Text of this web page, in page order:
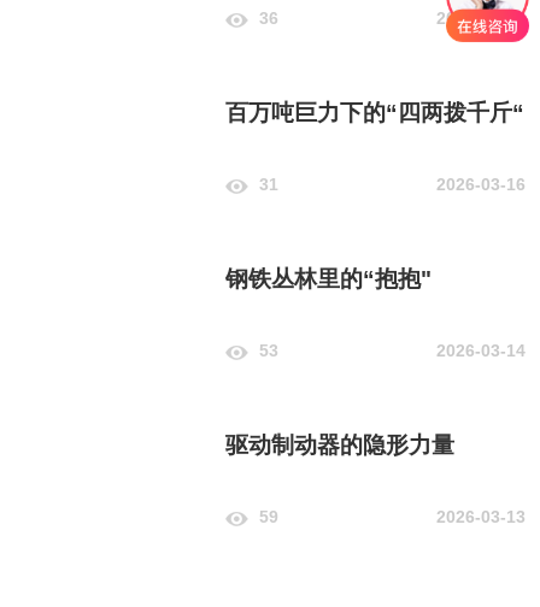
36 2026-03-17
百万吨巨力下的“四两拨千斤“
31 2026-03-16
钢铁丛林里的“抱抱"
53 2026-03-14
驱动制动器的隐形力量
59 2026-03-13